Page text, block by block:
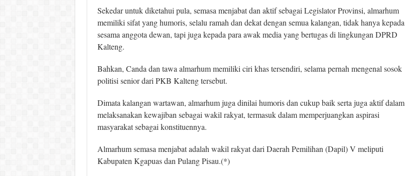
Sekedar untuk diketahui pula, semasa menjabat dan aktif sebagai Legislator Provinsi, almarhum
memiliki sifat yang humoris, selalu ramah dan dekat dengan semua kalangan, tidak hanya kepada
sesama anggota dewan, tapi juga kepada para awak media yang bertugas di lingkungan DPRD
Kalteng.
Bahkan, Canda dan tawa almarhum memiliki ciri khas tersendiri, selama pernah mengenal sosok
politisi senior dari PKB Kalteng tersebut.
Dimata kalangan wartawan, almarhum juga dinilai humoris dan cukup baik serta juga aktif dalam
melaksanakan kewajiban sebagai wakil rakyat, termasuk dalam memperjuangkan aspirasi
masyarakat sebagai konstituennya.
Almarhum semasa menjabat adalah wakil rakyat dari Daerah Pemilihan (Dapil) V meliputi
Kabupaten Kgapuas dan Pulang Pisau.(*)